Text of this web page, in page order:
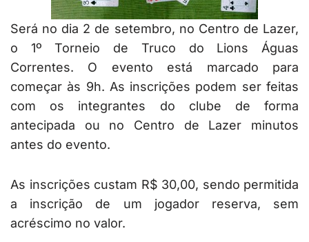
Será no dia 2 de setembro, no Centro de Lazer,
o 1º Torneio de Truco do Lions Águas
Correntes. O evento está marcado para
começar às 9h. As inscrições podem ser feitas
com os integrantes do clube de forma
antecipada ou no Centro de Lazer minutos
antes do evento.
As inscrições custam R$ 30,00, sendo permitida
a inscrição de um jogador reserva, sem
acréscimo no valor.